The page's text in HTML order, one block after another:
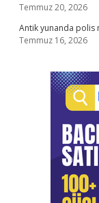
Temmuz 20, 2026
Antik yunanda polis
Temmuz 16, 2026